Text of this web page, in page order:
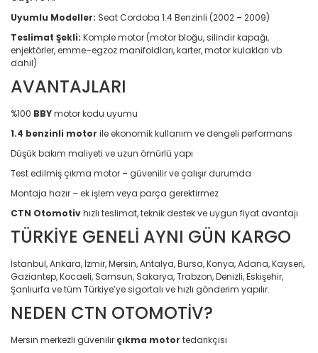
Uyumlu Modeller: Seat Cordoba 1.4 Benzinli (2002 – 2009)
Teslimat Şekli: Komple motor (motor bloğu, silindir kapağı,
enjektörler, emme–egzoz manifoldları, karter, motor kulakları vb.
dahil)
AVANTAJLARI
%100 BBYmotor kodu uyumu
1.4 benzinli motor ile ekonomik kullanım ve dengeli performans
Düşük bakım maliyeti ve uzun ömürlü yapı
Test edilmiş çıkma motor – güvenilir ve çalışır durumda
Montaja hazır – ek işlem veya parça gerektirmez
CTN Otomotivhızlı teslimat, teknik destek ve uygun fiyat avantajı
TÜRKİYE GENELİ AYNI GÜN KARGO
İstanbul, Ankara, İzmir, Mersin, Antalya, Bursa, Konya, Adana, Kayseri,
Gaziantep, Kocaeli, Samsun, Sakarya, Trabzon, Denizli, Eskişehir,
Şanlıurfa ve tüm Türkiye’ye sigortalı ve hızlı gönderim yapılır.
NEDEN CTN OTOMOTİV?
Mersin merkezli güvenilir çıkma motor tedarikçisi